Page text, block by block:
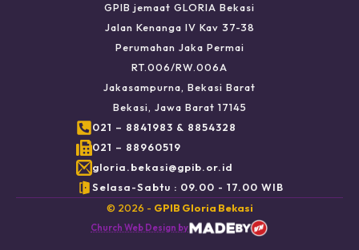
GPIB jemaat GLORIA Bekasi
Jalan Kenanga IV Kav 37-38
Perumahan Jaka Permai
RT.006/RW.006A
Jakasampurna, Bekasi Barat
Bekasi, Jawa Barat 17145
021 – 8841983 & 8854328
021 – 88960519
gloria.bekasi@gpib.or.id
Selasa-Sabtu : 09.00 - 17.00 WIB
© 2026 - GPIB Gloria Bekasi
Church Web Design by